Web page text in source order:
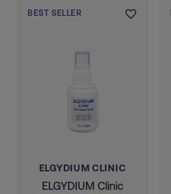
BEST SELLER
ELGYDIUM CLINIC
ELGYDIUM Clinic